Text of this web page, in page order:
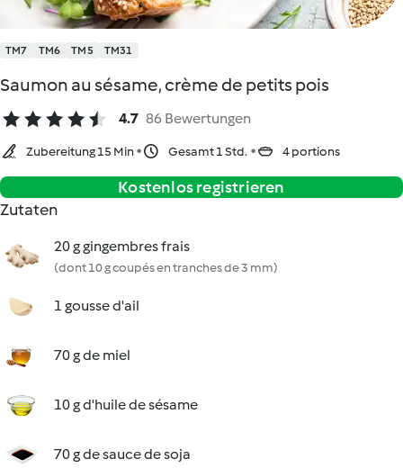
TM7 TM6 TM5 TM31
Saumon au sésame, crème de petits pois
4.7 86 Bewertungen
Zubereitung 15 Min Gesamt 1 Std. 4 portions
Kostenlos registrieren
Zutaten
20 g gingembres frais
(dont 10 g coupés en tranches de 3 mm)
1 gousse d'ail
70 g de miel
10 g d'huile de sésame
70 g de sauce de soja